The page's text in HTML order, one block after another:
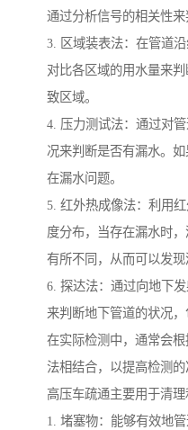
通过分析信号的相关性来
3. 区域装表法：在管道
对比各区域的用水量来
致区域。
4. 压力测试法：通过对
况来判断是否有漏水。
在漏水问题。
5. 红外热成像法：利用
度分布，当存在漏水时
有所不同，从而可以发现
6. 探达法：通过向地下
来判断地下管道的状况，
在实际检测中，通常会
法相结合，以提高检测的
高压车疏通主要用于清理
1. 堵塞物：能够有效地